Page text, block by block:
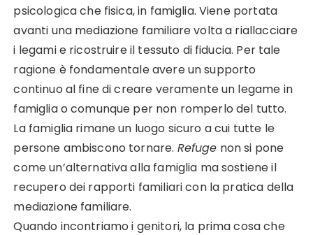
psicologica che fisica, in famiglia. Viene portata
avanti una mediazione familiare volta a riallacciare
i legami e ricostruire il tessuto di fiducia. Per tale
ragione è fondamentale avere un supporto
continuo al fine di creare veramente un legame in
famiglia o comunque per non romperlo del tutto.
La famiglia rimane un luogo sicuro a cui tutte le
persone ambiscono tornare. Refuge non si pone
come un’alternativa alla famiglia ma sostiene il
recupero dei rapporti familiari con la pratica della
mediazione familiare.
Quando incontriamo i genitori, la prima cosa che